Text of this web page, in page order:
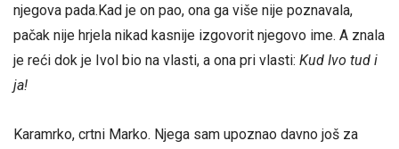
njegova pada.Kad je on pao, ona ga više nije poznavala,
pačak nije hrjela nikad kasnije izgovorit njegovo ime. A znala
je reći dok je Ivol bio na vlasti, a ona pri vlasti: Kud Ivo tud i
ja!
Karamrko, crtni Marko. Njega sam upoznao davno još za